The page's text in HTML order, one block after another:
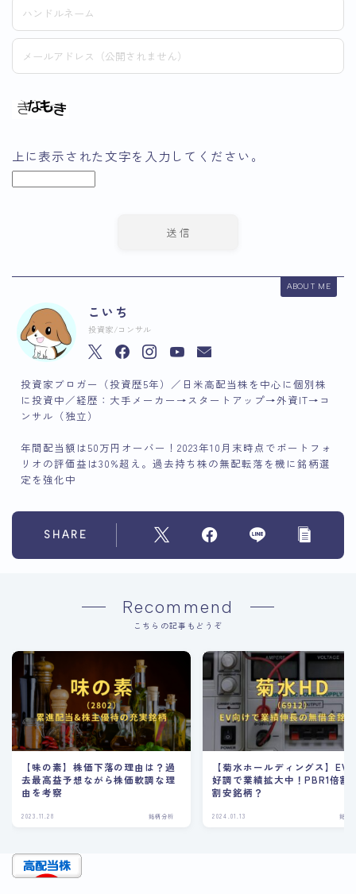
上に表示された文字を入力してください。
ABOUT ME
こいち
投資家/コンサル
投資家ブロガー（投資歴5年）／日米高配当株を中心に個別株
に投資中／経歴：大手メーカー→スタートアップ→外資IT→コ
ンサル（独立）
年間配当額は50万円オーバー！2023年10月末時点でポートフォ
リオの評価益は30%超え。過去持ち株の無配転落を機に銘柄選
定を強化中
SHARE
Recommend
こちらの記事もどうぞ
【味の素】株価下落の理由は？過
去最高益予想ながら株価軟調な理
由を考察
2023.11.28 銘柄分析
【菊水ホールディングス】EV
好調で業績拡大中！PBR1倍割
割安銘柄？
2024.01.13 銘柄